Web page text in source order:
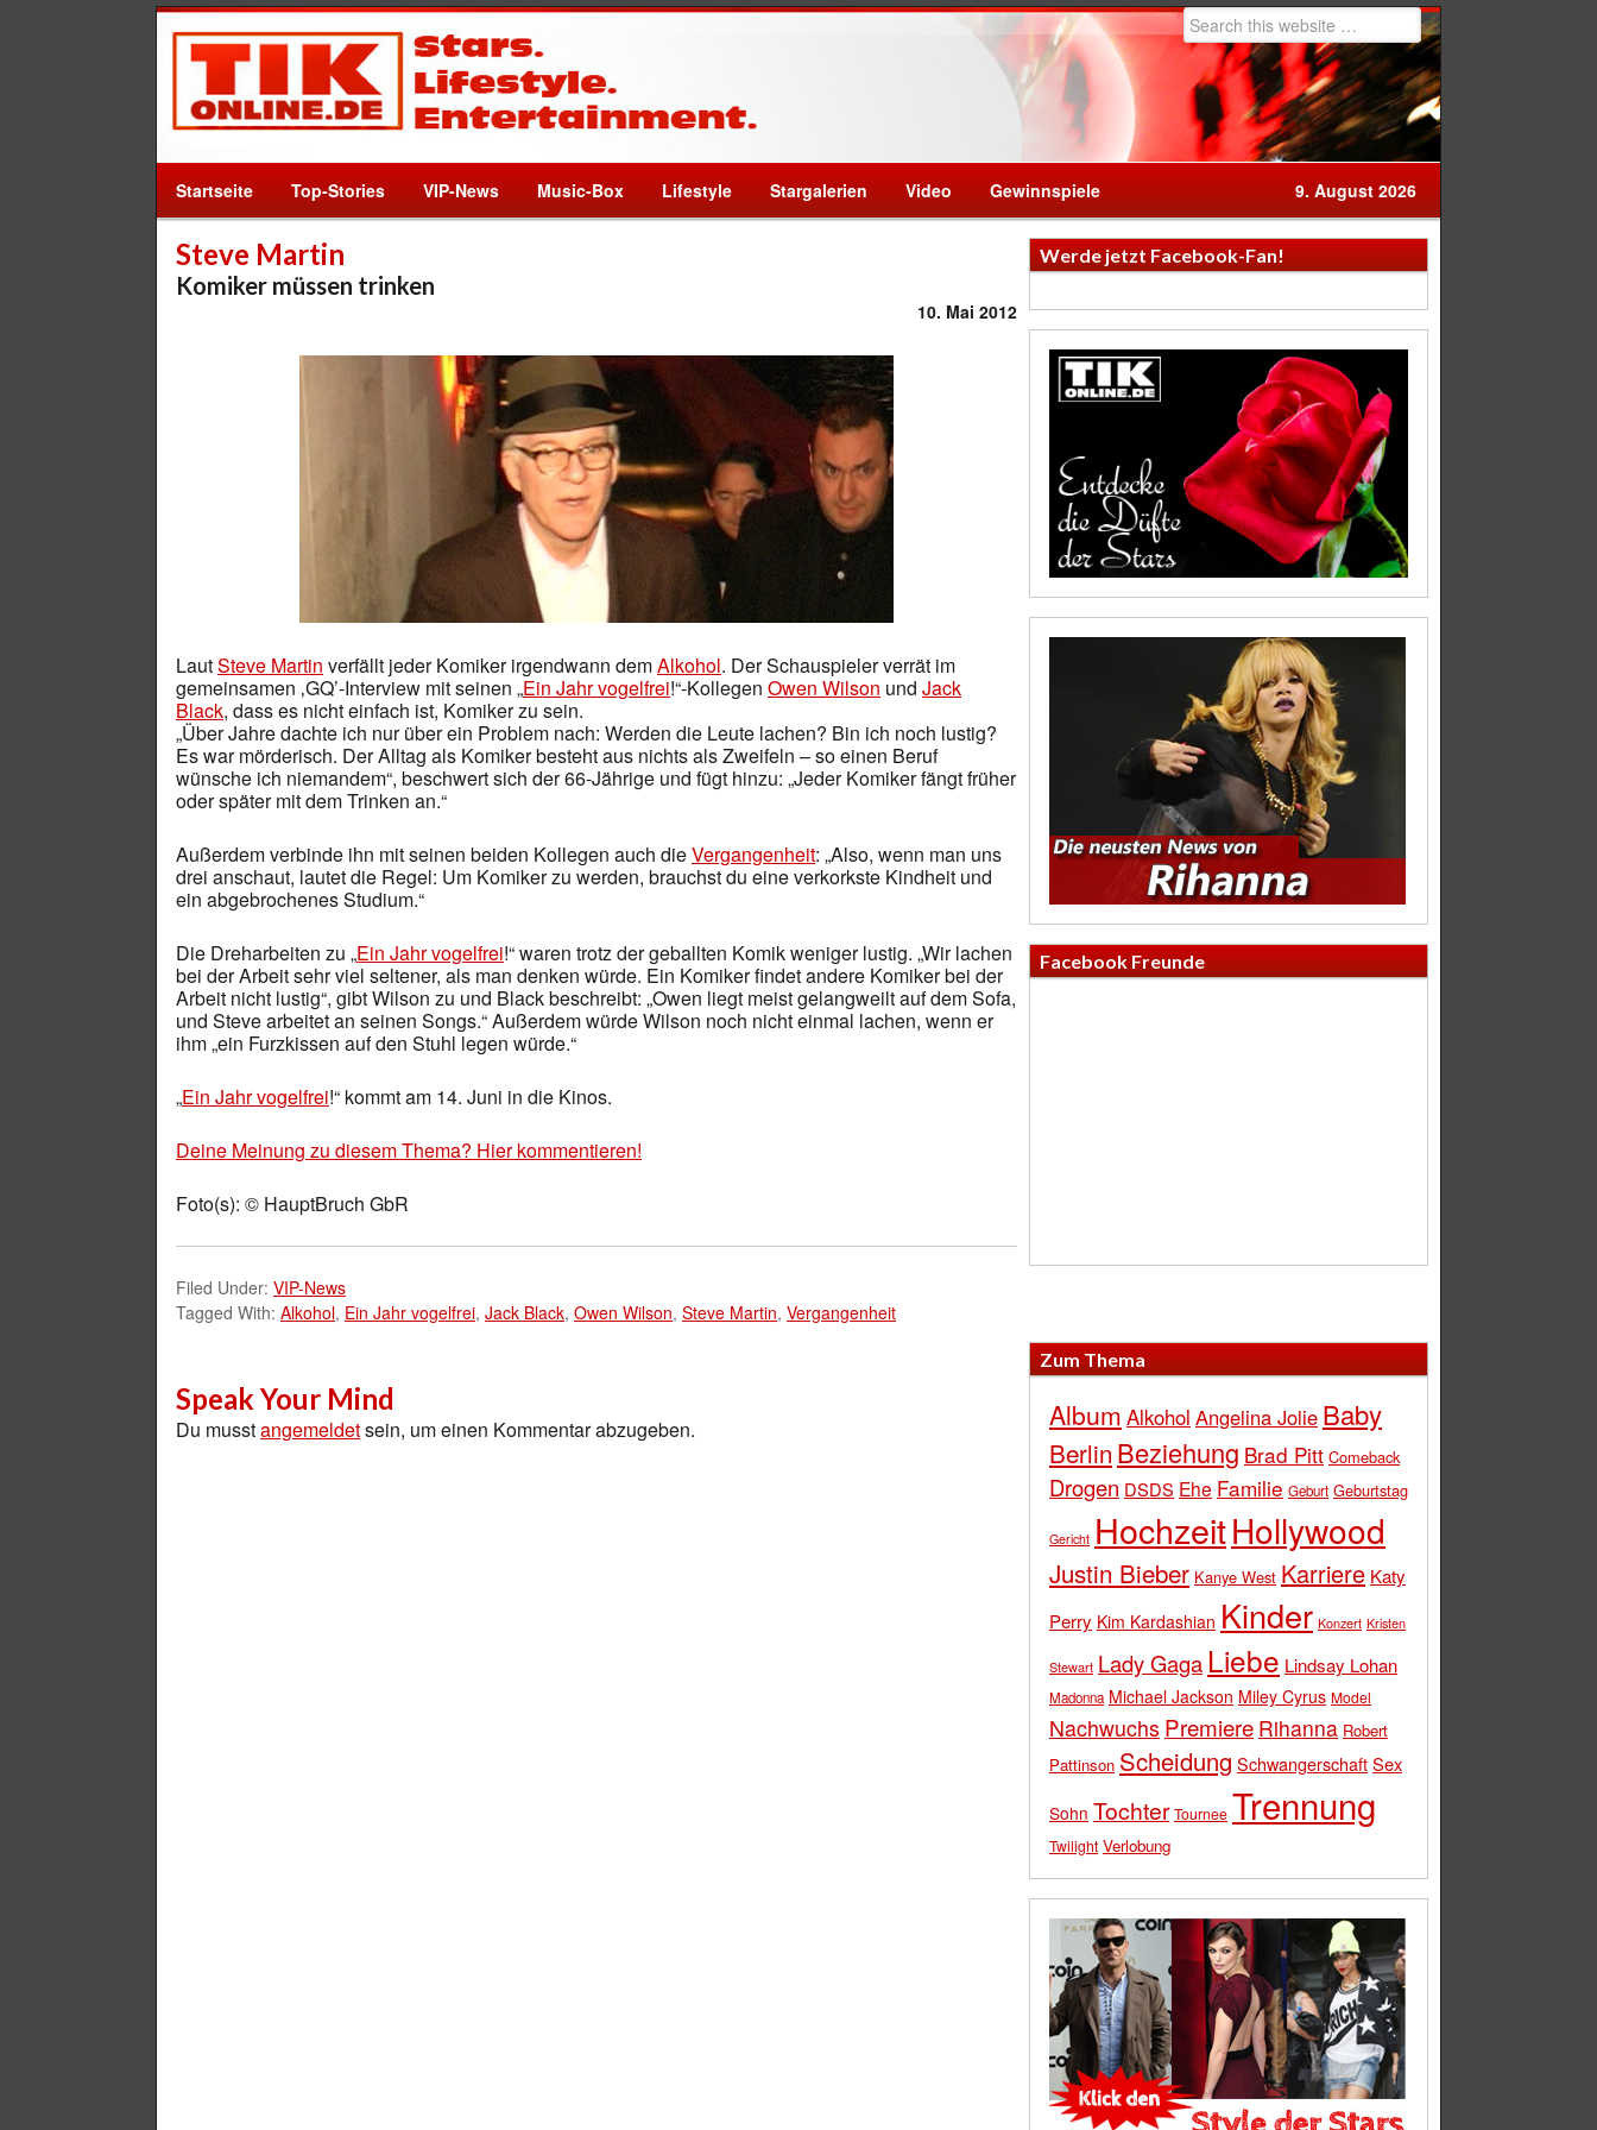
Startseite Top-Stories VIP-News Music-Box Lifestyle Stargalerien Video Gewinnspiele 9. August 2026
Steve Martin
Komiker müssen trinken
10. Mai 2012
LautSteve Martin verfällt jeder Komiker irgendwann demAlkohol. Der Schauspieler verrät im
gemeinsamen ‚GQ’-Interview mit seinen „Ein Jahr vogelfrei!“-Kollegen Owen Wilson und Jack
Black, dass es nicht einfach ist, Komiker zu sein.
„Über Jahre dachte ich nur über ein Problem nach: Werden die Leute lachen? Bin ich noch lustig?
Es war mörderisch. Der Alltag als Komiker besteht aus nichts als Zweifeln – so einen Beruf
wünsche ich niemandem“, beschwert sich der 66-Jährige und fügt hinzu: „Jeder Komiker fängt früher
oder später mit dem Trinken an.“
Außerdem verbinde ihn mit seinen beiden Kollegen auch dieVergangenheit: „Also, wenn man uns
drei anschaut, lautet die Regel: Um Komiker zu werden, brauchst du eine verkorkste Kindheit und
ein abgebrochenes Studium.“
Die Dreharbeiten zu „Ein Jahr vogelfrei!“ waren trotz der geballten Komik weniger lustig. „Wir lachen
bei der Arbeit sehr viel seltener, als man denken würde. Ein Komiker findet andere Komiker bei der
Arbeit nicht lustig“, gibt Wilson zu und Black beschreibt: „Owen liegt meist gelangweilt auf dem Sofa,
und Steve arbeitet an seinen Songs.“ Außerdem würde Wilson noch nicht einmal lachen, wenn er
ihm „ein Furzkissen auf den Stuhl legen würde.“
„Ein Jahr vogelfrei!“ kommt am 14. Juni in die Kinos.
Deine Meinung zu diesem Thema? Hier kommentieren!
Foto(s): © HauptBruch GbR
Filed Under: VIP-News
Tagged With: Alkohol, Ein Jahr vogelfrei, Jack Black, Owen Wilson, Steve Martin, Vergangenheit
Speak Your Mind
Du musstangemeldetsein, um einen Kommentar abzugeben.
Werde jetzt Facebook-Fan!
Facebook Freunde
Zum Thema
Album Alkohol Angelina Jolie Baby
Berlin Beziehung Brad Pitt Comeback
Drogen DSDS Ehe Familie Geburt Geburtstag
Gericht HochzeitHollywood
Justin Bieber Kanye West Karriere Katy
Perry Kim Kardashian Kinder Konzert Kristen
Stewart Lady Gaga Liebe Lindsay Lohan
Madonna Michael Jackson Miley Cyrus Model
Nachwuchs Premiere Rihanna Robert
Pattinson Scheidung SchwangerschaftSex
Sohn Tochter Tournee Trennung
Twilight Verlobung